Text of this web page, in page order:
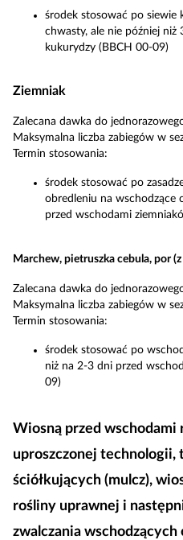
środek stosować po siewie
chwasty, ale nie później niż
kukurydzy (BBCH 00-09)
Ziemniak
Zalecana dawka do
Maksymalna liczba zabiegów w
Termin stosowania:
środek stosować po
obredleniu na wschodzące
przed wschodami
Marchew, pietruszka cebula, por
Zalecana dawka do
Maksymalna liczba zabiegów w
Termin stosowania:
środek stosować po
niż na 2-3 dni przed
09)
Wiosną przed
uproszczonej technologii,
ściółkujących (mulcz),
rośliny uprawnej i
zwalczania wschodzących